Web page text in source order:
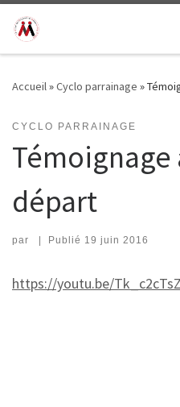
Passer au contenu
Accueil»Cyclo parrainage »
CYCLO PARRAINAGE
Témoignage
départ
par | Publié 19 juin 2016
https://youtu.be/